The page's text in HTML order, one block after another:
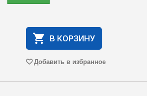
В КОРЗИНУ
Добавить в избранное